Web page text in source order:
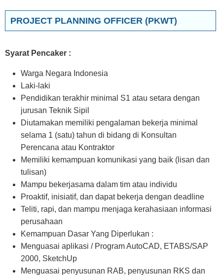
PROJECT PLANNING OFFICER (PKWT)
Syarat Pencaker :
Warga Negara Indonesia
Laki-laki
Pendidikan terakhir minimal S1 atau setara dengan
jurusan Teknik Sipil
Diutamakan memiliki pengalaman bekerja minimal
selama 1 (satu) tahun di bidang di Konsultan
Perencana atau Kontraktor
Memiliki kemampuan komunikasi yang baik (lisan dan
tulisan)
Mampu bekerjasama dalam tim atau individu
Proaktif, inisiatif, dan dapat bekerja dengan deadline
Teliti, rapi, dan mampu menjaga kerahasiaan informasi
perusahaan
Kemampuan Dasar Yang Diperlukan :
Menguasai aplikasi / Program AutoCAD, ETABS/SAP
2000, SketchUp
Menguasai penyusunan RAB, penyusunan RKS dan